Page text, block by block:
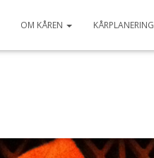
OM KÅREN KÅRPLANERING